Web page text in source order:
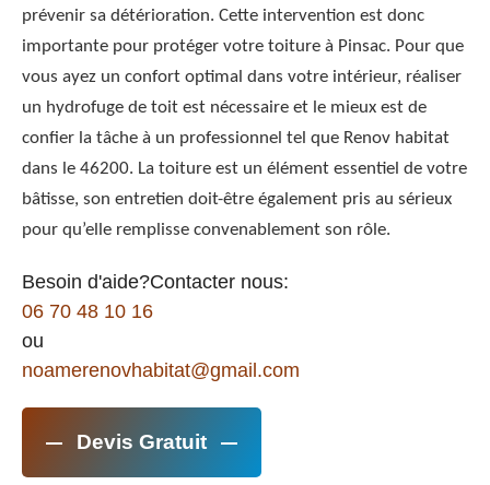
prévenir sa détérioration. Cette intervention est donc
importante pour protéger votre toiture à Pinsac. Pour que
vous ayez un confort optimal dans votre intérieur, réaliser
un hydrofuge de toit est nécessaire et le mieux est de
confier la tâche à un professionnel tel que Renov habitat
dans le 46200. La toiture est un élément essentiel de votre
bâtisse, son entretien doit-être également pris au sérieux
pour qu’elle remplisse convenablement son rôle.
Besoin d'aide?Contacter nous:
06 70 48 10 16
ou
noamerenovhabitat@gmail.com
Devis Gratuit